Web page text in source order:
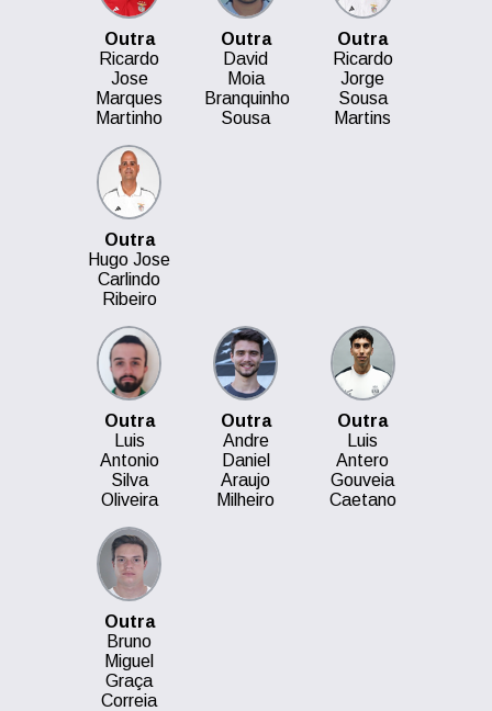
Outra
Ricardo
Jose
Marques
Martinho
Outra
David
Moia
Branquinho
Sousa
Outra
Ricardo
Jorge
Sousa
Martins
Outra
Hugo Jose
Carlindo
Ribeiro
Outra
Luis
Antonio
Silva
Oliveira
Outra
Andre
Daniel
Araujo
Milheiro
Outra
Luis
Antero
Gouveia
Caetano
Outra
Bruno
Miguel
Graça
Correia